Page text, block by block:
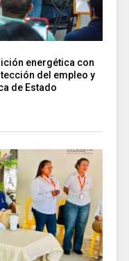
energética con
del empleo y
de Estado